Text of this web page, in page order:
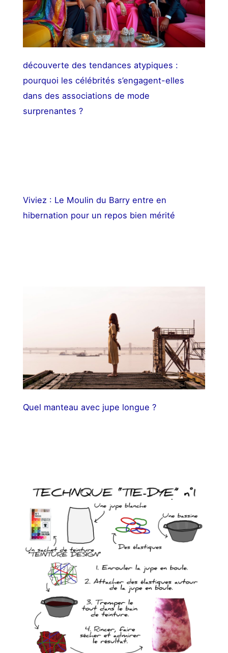
découverte des tendances atypiques :
pourquoi les célébrités s’engagent-elles
dans des associations de mode
surprenantes ?
Viviez : Le Moulin du Barry entre en
hibernation pour un repos bien mérité
Quel manteau avec jupe longue ?